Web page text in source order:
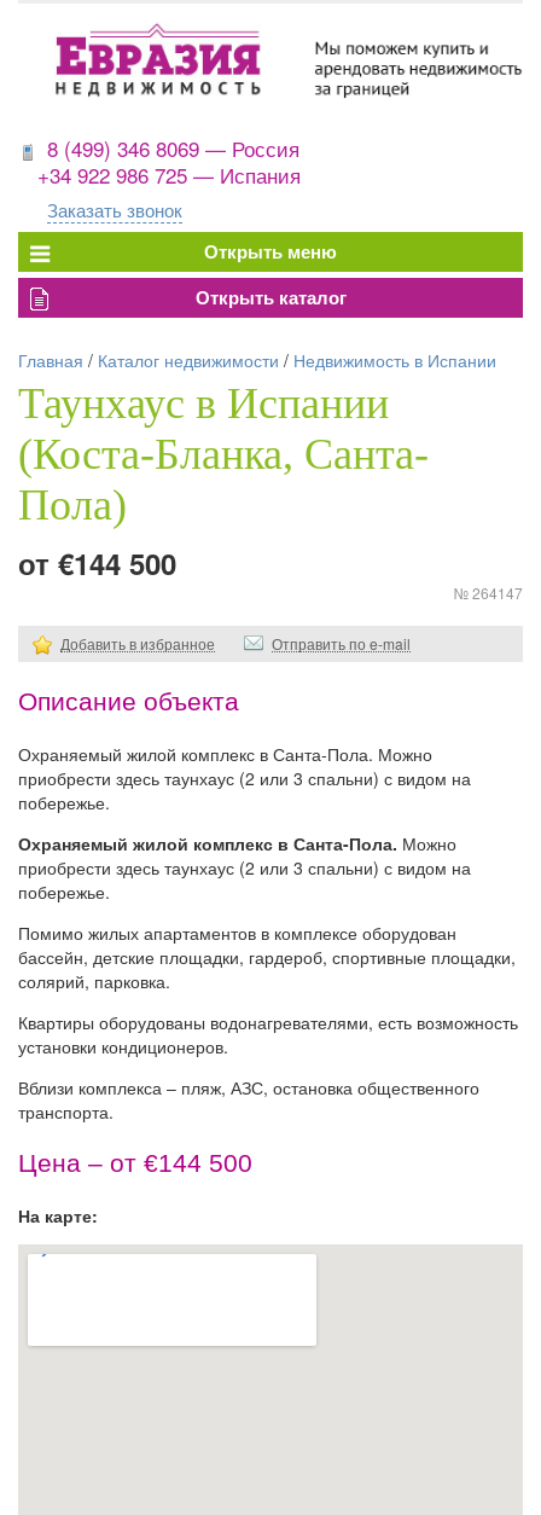
8 (499) 346 8069 — Россия
+34 922 986 725 — Испания
Заказать звонок
Главная / Каталог недвижимости / Недвижимость в Испании
Таунхаус в Испании
(Коста-Бланка, Санта-
Пола)
от €144 500
№ 264147
Добавить в избранное Отправить по e-mail
Описание объекта
Охраняемый жилой комплекс в Санта-Пола. Можно
приобрести здесь таунхаус (2 или 3 спальни) с видом на
побережье.
Охраняемый жилой комплекс в Санта-Пола. Можно
приобрести здесь таунхаус (2 или 3 спальни) с видом на
побережье.
Помимо жилых апартаментов в комплексе оборудован
бассейн, детские площадки, гардероб, спортивные площадки,
солярий, парковка.
Квартиры оборудованы водонагревателями, есть возможность
установки кондиционеров.
Вблизи комплекса – пляж, АЗС, остановка общественного
транспорта.
Цена – от €144 500
На карте: